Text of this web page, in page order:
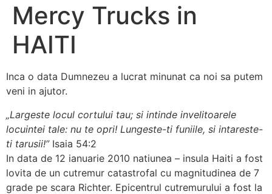
Mercy Trucks in
HAITI
Inca o data Dumnezeu a lucrat minunat ca noi sa putem
veni in ajutor.
„Largeste locul cortului tau; si intinde invelitoarele
locuintei tale: nu te opri! Lungeste-ti funiile, si intareste-
ti tarusii!”Isaia 54:2
In data de 12 ianuarie 2010 natiunea – insula Haiti a fost
lovita de un cutremur catastrofal cu magnitudinea de 7
grade pe scara Richter. Epicentrul cutremurului a fost la